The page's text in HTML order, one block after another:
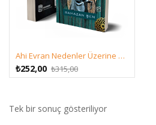
Ahi Evran Nedenler Üzerine – Ramazan şen
₺315,00Orijinal
fiyat:
₺252,00
Şu
andaki
₺252,00.
Tek bir sonuç gösteriliyor